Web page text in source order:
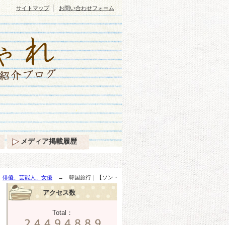
俳優、芸能人、女優 → 韓国旅行｜【ソン・
アクセス数
Total：
サイトマップ｜ お問い合わせフォーム
メディア掲載履歴